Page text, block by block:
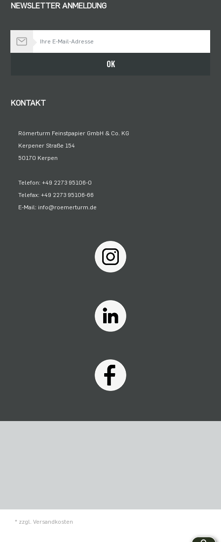
NEWSLETTER ANMELDUNG
OK
KONTAKT
Römerturm Feinstpapier GmbH & Co. KG
Kerpener Straße 154
50170 Kerpen
Telefon: +49 2273 95106-0
Telefax: +49 2273 95106-66
E-Mail: info@roemerturm.de
* zzgl. Versandkosten